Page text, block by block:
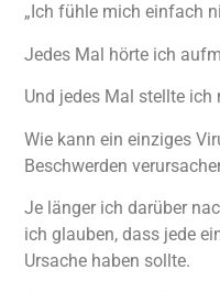
„Ich fühle mich einfach
Jedes Mal hörte ich
Und jedes Mal stellte ich
Wie kann ein einziges
Beschwerden
Je länger ich darüber
ich glauben, dass jede
Ursache haben sollte.